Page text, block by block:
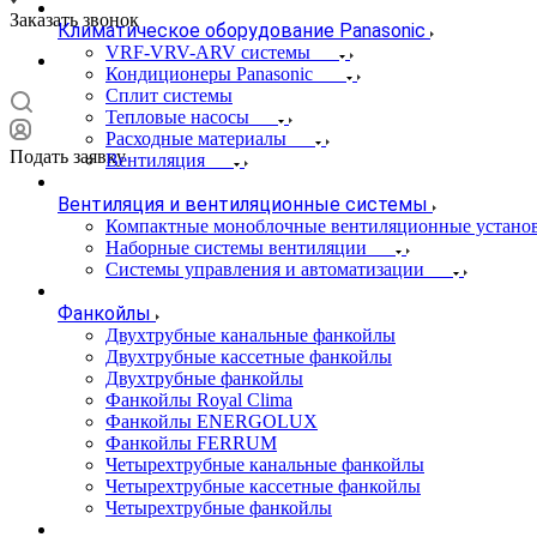
Заказать звонок
Подать заявку
Климатическое оборудование Panasonic
VRF-VRV-ARV системы
Кондиционеры Panasonic
Сплит системы
Тепловые насосы
Расходные материалы
Вентиляция
Вентиляция и вентиляционные системы
Компактные моноблочные вентиляционные
Наборные системы вентиляции
Системы управления и автоматизации
Фанкойлы
Двухтрубные канальные фанкойлы
Двухтрубные кассетные фанкойлы
Двухтрубные фанкойлы
Фанкойлы Royal Clima
Фанкойлы ENERGOLUX
Фанкойлы FERRUM
Четырехтрубные канальные фанкойлы
Четырехтрубные кассетные фанкойлы
Четырехтрубные фанкойлы